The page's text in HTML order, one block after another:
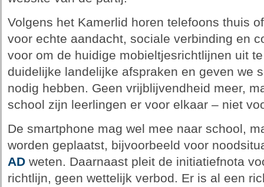
Volgens het Kamerlid horen telefoons thuis
voor echte aandacht, sociale verbinding en
voor om de huidige mobieltjesrichtlijnen uit
duidelijke landelijke afspraken en geven we
nodig hebben. Geen vrijblijvendheid meer,
school zijn leerlingen er voor elkaar – niet
De smartphone mag wel mee naar school,
worden geplaatst, bijvoorbeeld voor
ADweten. Daarnaast pleit de initiatiefnota
richtlijn, geen wettelijk verbod. Er is al een